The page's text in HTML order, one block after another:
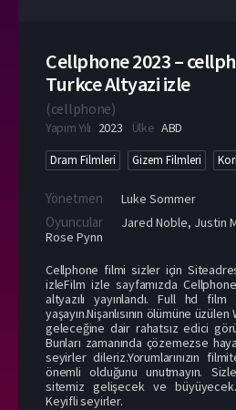
Cellphone 2023 –
Turkce Altyazi izle
(cellphone)
Yapım Yılı 2023 Ülke ABD
Dram Filmleri Gizem Filmleri
Yönetmen Luke Sommer
Oyuncular Jared Noble, Justin
Rose Pynn
Cellphone filmi sizler için
izleFilm izle sayfamızda
altyazılı yayınlandı. Full hd
yaşayın.Nişanlısının ölümüne
geleceğine dair rahatsız edici
Bunları zamanında çözemezse
seyirler dileriz.Yorumlarınızın
önemli olduğunu unutmayın.
sitemiz gelişecek ve
Keyifli seyirler.